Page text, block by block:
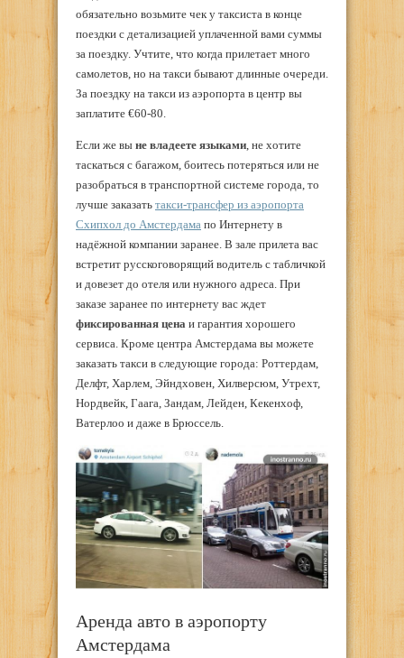
обязательно возьмите чек у таксиста в конце
поездки с детализацией уплаченной вами суммы
за поездку. Учтите, что когда прилетает много
самолетов, но на такси бывают длинные очереди.
За поездку на такси из аэропорта в центр вы
заплатите €60-80.
Если же вы не владеете языками , не хотите
таскаться с багажом, боитесь потеряться или не
разобраться в транспортной системе города, то
лучше заказать такси-трансфер из аэропорта
Схипхол до Амстердама по Интернету в
надёжной компании заранее. В зале прилета вас
встретит русскоговорящий водитель с табличкой
и довезет до отеля или нужного адреса. При
заказе заранее по интернету вас ждет
фиксированная цена и гарантия хорошего
сервиса. Кроме центра Амстердама вы можете
заказать такси в следующие города: Роттердам,
Делфт, Харлем, Эйндховен, Хилверсюм, Утрехт,
Нордвейк, Гаага, Зандам, Лейден, Кекенхоф,
Ватерлоо и даже в Брюссель.
Аренда авто в аэропорту
Амстердама